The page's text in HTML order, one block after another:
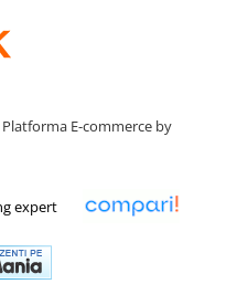
Platforma E-commerce by